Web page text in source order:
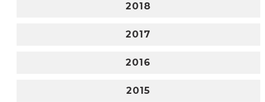
2018
2017
2016
2015